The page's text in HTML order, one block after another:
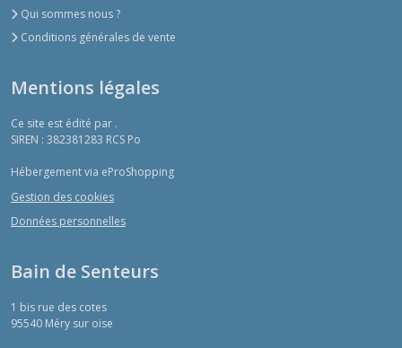
Qui sommes nous ?
Conditions générales de vente
Mentions légales
Ce site est édité par .
SIREN : 382381283 RCS Po
Hébergement via eProShopping
Gestion des cookies
Données personnelles
Bain de Senteurs
1 bis rue des cotes
95540 Méry sur oise